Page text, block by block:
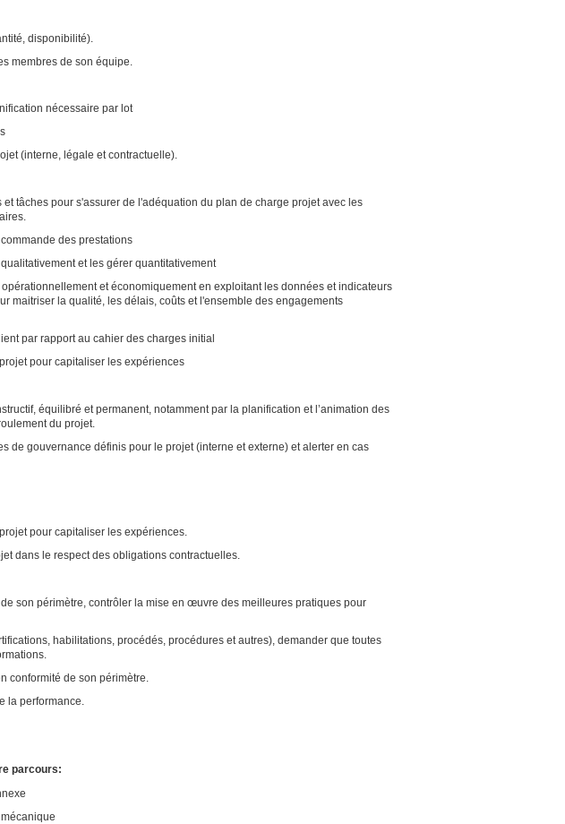
quantité, disponibilité).
des membres de son équipe.
et activités.
nécessaire par lot
devis
projet (interne, légale et contractuelle).
tâches pour s'assurer de l'adéquation du plan de charge projet avec les
des prestations
et les gérer quantitativement
et économiquement en exploitant les données et indicateurs
maitriser la qualité, les délais, coûts et l'ensemble des engagements
par rapport au cahier des charges initial
pour capitaliser les expériences
équilibré et permanent, notamment par la planification et l’animation des
du projet.
de gouvernance définis pour le projet (interne et externe) et alerter en cas
pour capitaliser les expériences.
dans le respect des obligations contractuelles.
son périmètre, contrôler la mise en œuvre des meilleures pratiques pour
habilitations, procédés, procédures et autres), demander que toutes
en conformité de son périmètre.
de la performance.
parcours: